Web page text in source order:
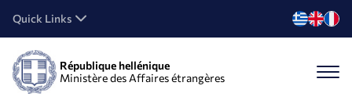
Quick Links
République hellénique
Ministère des Affaires étrangères